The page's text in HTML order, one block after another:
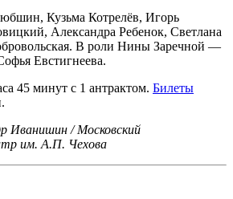
Кузьма Котрелёв, Игорь
Александра Ребенок, Светлана
В роли Нины Заречной —
Евстигнеева.
45 минут с 1 антрактом. Билеты
Иванишин / Московский
им. А.П. Чехова